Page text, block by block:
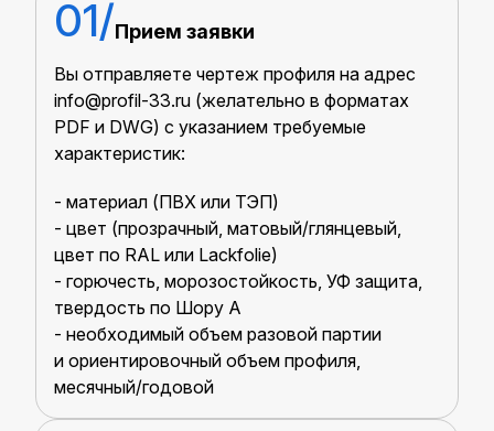
Прием заявки
Вы отправляете чертеж профиля на адрес
info@profil-33.ru (желательно в форматах
PDF и DWG) c указанием требуемые
характеристик:
- материал (ПВХ или ТЭП)
- цвет (прозрачный, матовый/глянцевый,
цвет по RAL или Lackfolie)
- горючесть, морозостойкость, УФ защита,
твердость по Шору А
- необходимый объем разовой партии
и ориентировочный объем профиля,
месячный/годовой